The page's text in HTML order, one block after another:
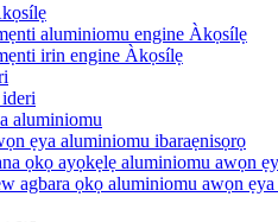
aluminiomu engine Àkọsílẹ
irin engine Àkọsílẹ
aluminiomu
ẹya aluminiomu ibaraẹnisọrọ
ọkọ ayọkẹlẹ aluminiomu awọn
agbara ọkọ aluminiomu awọn ẹya